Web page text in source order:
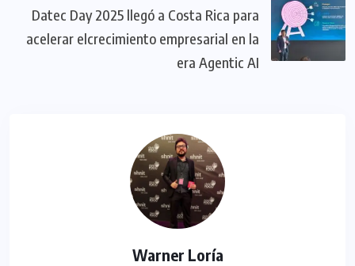
Datec Day 2025 llegó a Costa Rica para
acelerar elcrecimiento empresarial en la
era Agentic AI
Warner Loría